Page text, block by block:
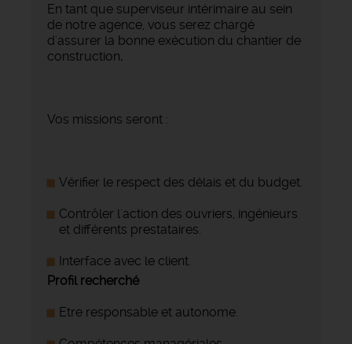
En tant que superviseur intérimaire au sein
de notre agence, vous serez chargé
d'assurer la bonne exécution du chantier de
construction.
Vos missions seront :
Vérifier le respect des délais et du budget.
Contrôler l'action des ouvriers, ingénieurs
et différents prestataires.
Interface avec le client.
Profil recherché
Etre responsable et autonome.